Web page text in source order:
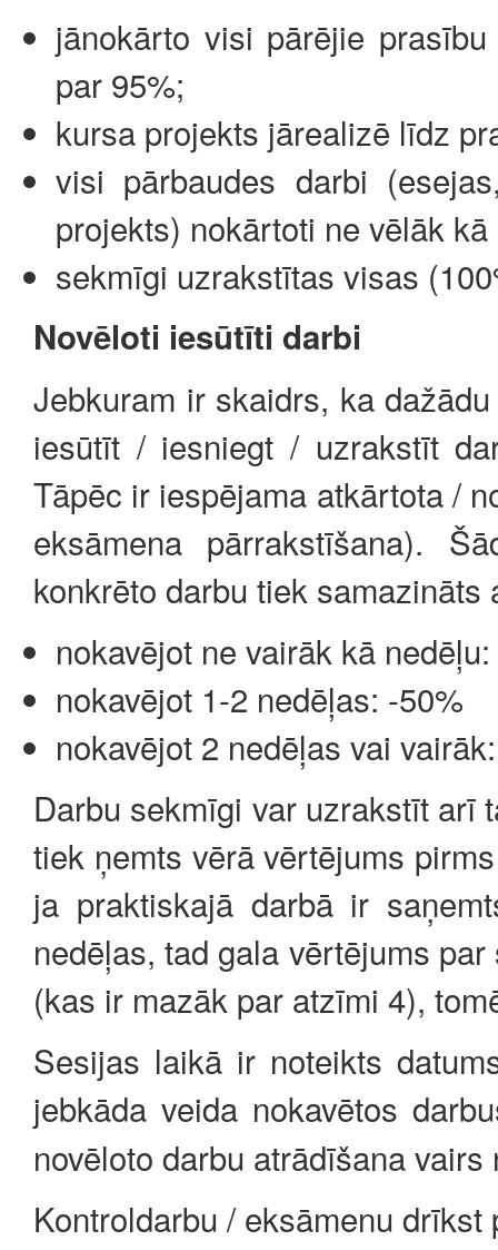
jānokārto visi pārējie
par 95%;
kursa projekts jārealizē līdz
visi pārbaudes darbi
projekts) nokārtoti ne vēlāk
sekmīgi uzrakstītas visas
Novēloti iesūtīti darbi
Jebkuram ir skaidrs, ka
iesūtīt / iesniegt / uzrakstīt
Tāpēc ir iespējama atkārtota /
eksāmena pārrakstīšana).
konkrēto darbu tiek
nokavējot ne vairāk kā
nokavējot 1-2 nedēļas: -50%
nokavējot 2 nedēļas vai
Darbu sekmīgi var uzrakstīt arī
tiek ņemts vērā vērtējums
ja praktiskajā darbā ir
nedēļas, tad gala vērtējums
(kas ir mazāk par atzīmi 4),
Sesijas laikā ir noteikts
jebkāda veida nokavētos
novēloto darbu atrādīšana
Kontroldarbu / eksāmenu